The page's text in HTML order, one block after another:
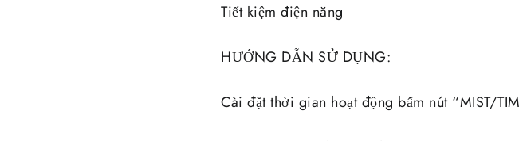
Tiết kiệm điện năng
HƯỚNG DẪN SỬ DỤNG:
Cài đặt thời gian hoạt động bấm nút “MIST/